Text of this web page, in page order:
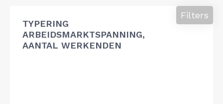
TYPERING
ARBEIDSMARKTSPANNING,
AANTAL WERKENDEN
Filters